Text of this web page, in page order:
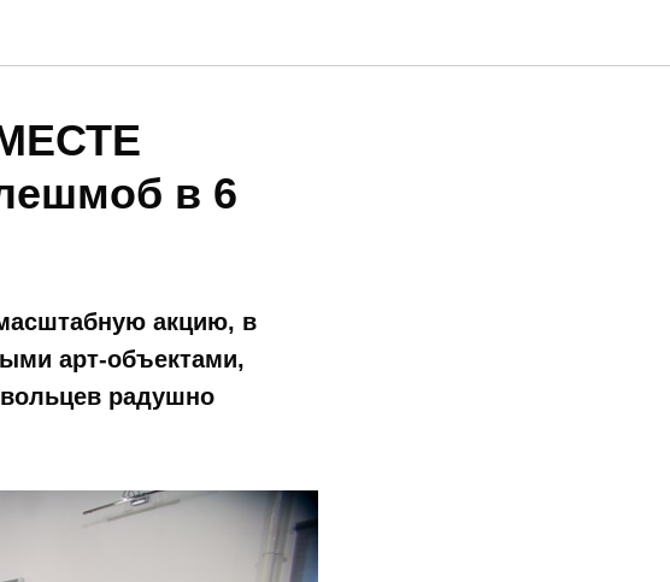
в 6
акцию, в
арт-объектами,
радушно